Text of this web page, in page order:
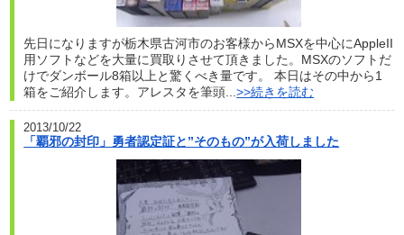
先日になりますが栃木県古河市のお客様からMSXを中心にAppleII
用ソフトなどを大量に買取りさせて頂きました。MSXのソフトだ
けでダンボール8箱以上と驚くべき量です。 本日はその中から1
箱をご紹介します。アレスタを筆頭...>>続きを読む
2013/10/22
「覇邪の封印」勇者認定証と”そのもの”が入荷しました